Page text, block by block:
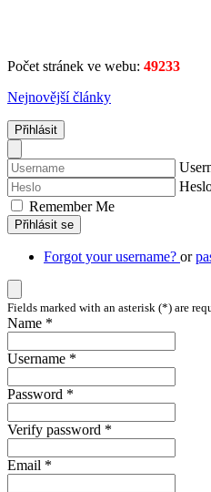
Počet stránek ve webu: 49233
Nejnovější články
Přihlásit
Remember Me
Přihlásit se
Forgot your username? or
Fields marked with an asterisk (*) are
Name *
Username *
Password *
Verify password *
Email *